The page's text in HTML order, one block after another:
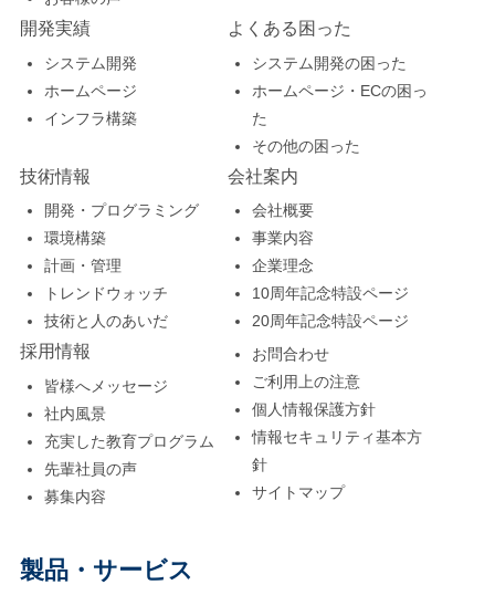
開発実績
システム開発
ホームページ
インフラ構築
よくある困った
システム開発の困った
ホームページ・ECの困っ
た
その他の困った
技術情報
開発・プログラミング
環境構築
計画・管理
トレンドウォッチ
技術と人のあいだ
会社案内
会社概要
事業内容
企業理念
10周年記念特設ページ
20周年記念特設ページ
採用情報
皆様へメッセージ
社内風景
充実した教育プログラム
先輩社員の声
募集内容
お問合わせ
ご利用上の注意
個人情報保護方針
情報セキュリティ基本方
針
サイトマップ
製品・サービス